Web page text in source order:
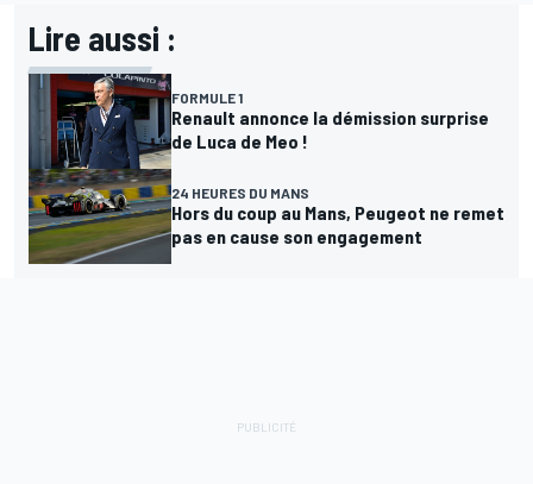
Lire aussi :
FORMULE 1
Renault annonce la démission surprise
de Luca de Meo !
24 HEURES DU MANS
Hors du coup au Mans, Peugeot ne remet
pas en cause son engagement